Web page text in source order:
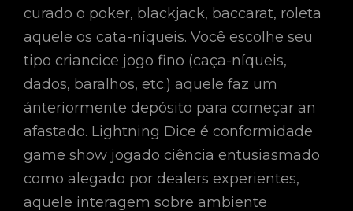
curado o poker, blackjack, baccarat, roleta
aquele os cata-níqueis. Você escolhe seu
tipo criancice jogo fino (caça-níqueis,
dados, baralhos, etc.) aquele faz um
ánteriormente depósito para começar an
afastado. Lightning Dice é conformidade
game show jogado ciência entusiasmado
como alegado por dealers experientes,
aquele interagem sobre ambiente